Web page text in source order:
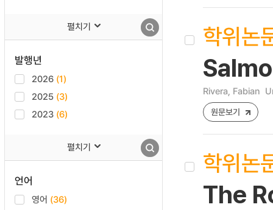
펼치기
발행년
2026 (1)
2025 (3)
2023 (6)
펼치기
언어
영어 (36)
학위논
Rivera, Fabian
원문보기
학위논
The